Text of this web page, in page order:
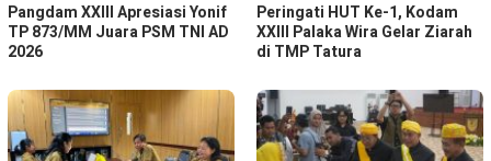
Pangdam XXIII Apresiasi Yonif
TP 873/MM Juara PSM TNI AD
2026
Peringati HUT Ke-1, Kodam
XXIII Palaka Wira Gelar Ziarah
di TMP Tatura